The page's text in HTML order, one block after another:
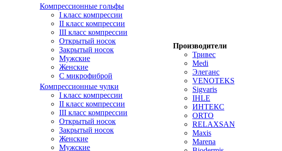
Компрессионные гольфы
I класс компрессии
II класс компрессии
III класс компрессии
Открытый носок
Закрытый носок
Мужские
Женские
С микрофиброй
Компрессионные чулки
I класс компрессии
II класс компрессии
III класс компрессии
Открытый носок
Закрытый носок
Женские
Мужские
Производители
Тривес
Medi
Элеганс
VENOTEKS
Sigvaris
IHLE
ИНТЕКС
ORTO
RELAXSAN
Maxis
Marena